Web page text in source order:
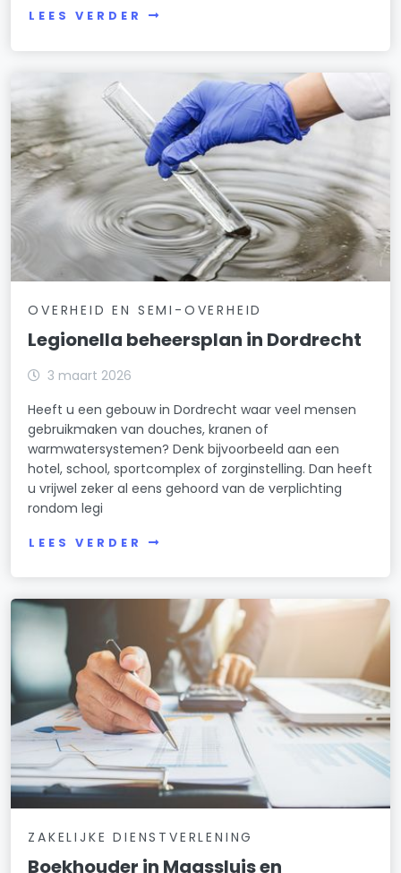
LEES VERDER
OVERHEID EN SEMI-OVERHEID
Legionella beheersplan in Dordrecht
3 maart 2026
Heeft u een gebouw in Dordrecht waar veel mensen
gebruikmaken van douches, kranen of
warmwatersystemen? Denk bijvoorbeeld aan een
hotel, school, sportcomplex of zorginstelling. Dan heeft
u vrijwel zeker al eens gehoord van de verplichting
rondom legi
LEES VERDER
ZAKELIJKE DIENSTVERLENING
Boekhouder in Maassluis en